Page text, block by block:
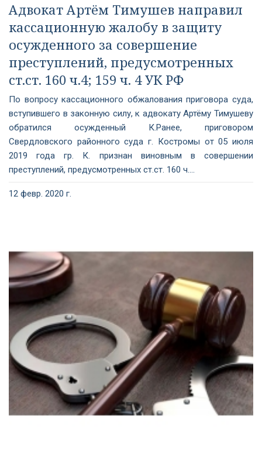
Адвокат Артём Тимушев направил
кассационную жалобу в защиту
осужденного за совершение
преступлений, предусмотренных
ст.ст. 160 ч.4; 159 ч. 4 УК РФ
По вопросу кассационного обжалования приговора суда,
вступившего в законную силу, к адвокату Артёму Тимушеву
обратился осужденный К.Ранее, приговором
Свердловского районного суда г. Костромы от 05 июля
2019 года гр. К. признан виновным в совершении
преступлений, предусмотренных ст.ст. 160 ч....
12 февр. 2020 г.